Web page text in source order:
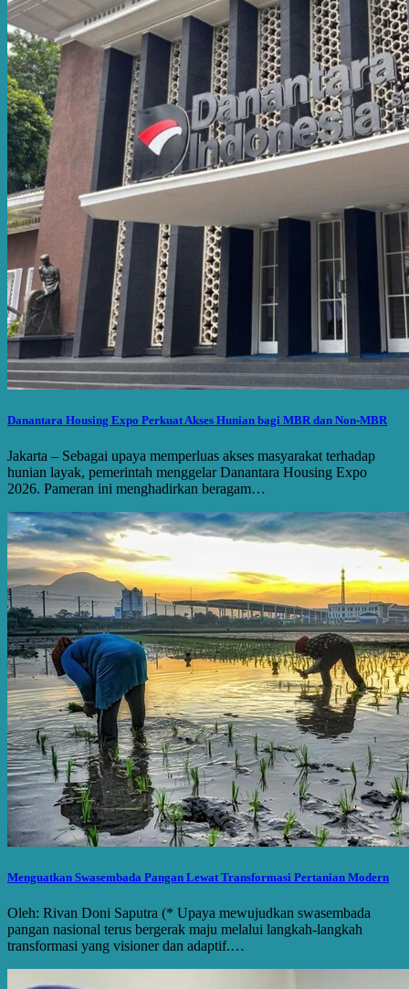
Danantara Housing Expo Perkuat Akses Hunian bagi MBR dan Non-MBR
Jakarta – Sebagai upaya memperluas akses masyarakat terhadap
hunian layak, pemerintah menggelar Danantara Housing Expo
2026. Pameran ini menghadirkan beragam…
Menguatkan Swasembada Pangan Lewat Transformasi Pertanian Modern
Oleh: Rivan Doni Saputra (* Upaya mewujudkan swasembada
pangan nasional terus bergerak maju melalui langkah-langkah
transformasi yang visioner dan adaptif.…